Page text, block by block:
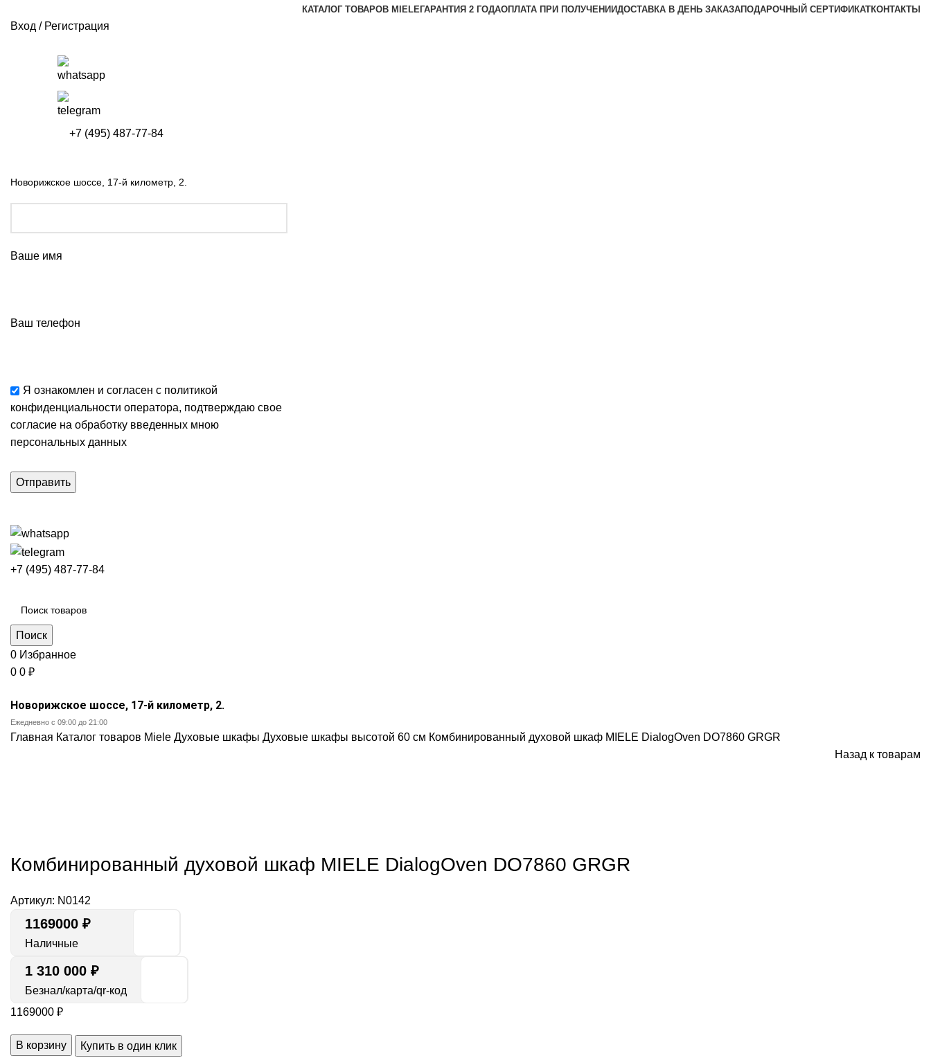
КАТАЛОГ ТОВАРОВ MIELEГАРАНТИЯ 2 ГОДАОПЛАТА ПРИ ПОЛУЧЕНИИДОСТАВКА В ДЕНЬ ЗАКАЗАПОДАРОЧНЫЙ СЕРТИФИКАТКОНТАКТЫ
Вход / Регистрация
+7 (495) 487-77-84
Новорижское шоссе, 17-й километр, 2.
Ваше имя
Ваш телефон
Я ознакомлен и согласен с политикой
конфиденциальности оператора, подтверждаю свое
согласие на обработку введенных мною
персональных данных
+7 (495) 487-77-84
Поиск
0 Избранное
0 0 ₽
Новорижское шоссе, 17-й километр, 2.
Ежедневно с 09:00 до 21:00
Главная Каталог товаров Miele Духовые шкафы Духовые шкафы высотой 60 см Комбинированный духовой шкаф MIELE DialogOven DO7860 GRGR
Назад к товарам
Комбинированный духовой шкаф MIELE DialogOven DO7860 GRGR
Артикул: N0142
1169000 ₽
Наличные
1 310 000 ₽
Безнал/карта/qr-код
1169000 ₽
В корзину
Купить в один клик